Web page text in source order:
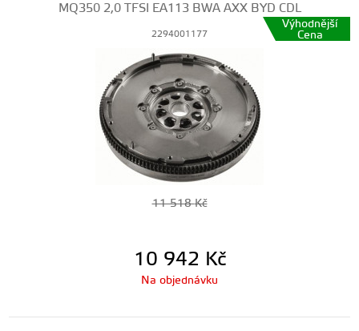
MQ350 2,0 TFSI EA113 BWA AXX BYD CDL
2294001177
Výhodnější
Cena
11 518Kč
10 942 Kč
Na objednávku